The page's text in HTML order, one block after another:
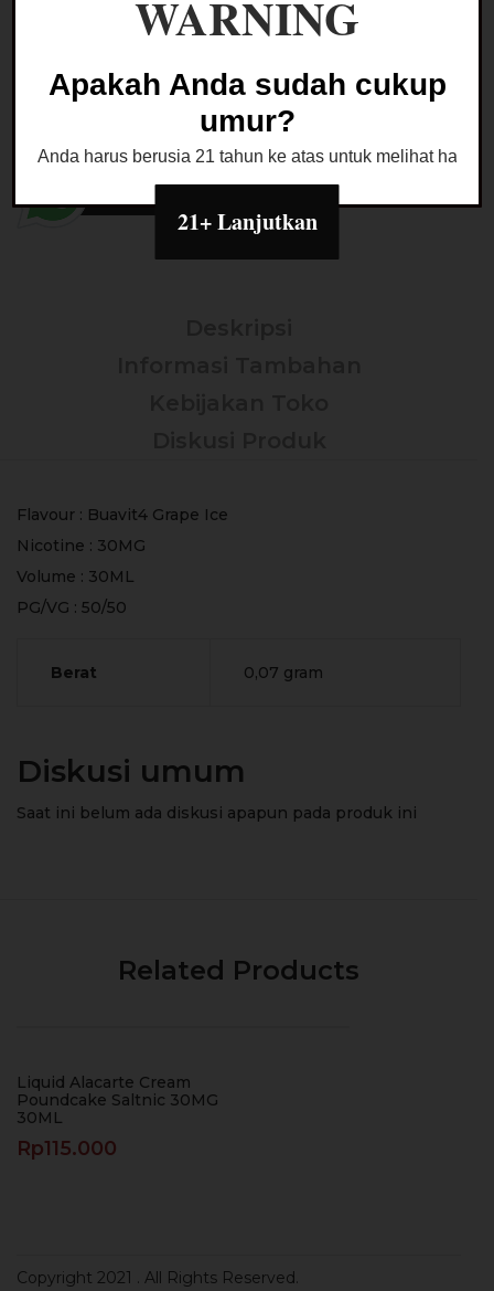
Hitz
Ask a Question
LIQUID SALTNIC
Flavour : Buavit4 Grape Ice
Nicotine : 30MG
Volume : 30ML
PG/VG : 50/50
Berat 0,07 gram
Diskusi umum
Saat ini belum ada diskusi apapun pada produk ini
Related Products
Liquid Alacarte Cream
Poundcake Saltnic 30MG
30ML
Rp115.000
Copyright 2021 . All Rights Reserved.
WARNING
Apakah Anda sudah cukup
umur?
Anda harus berusia 21 tahun ke atas untuk melihat
21+ Lanjutkan